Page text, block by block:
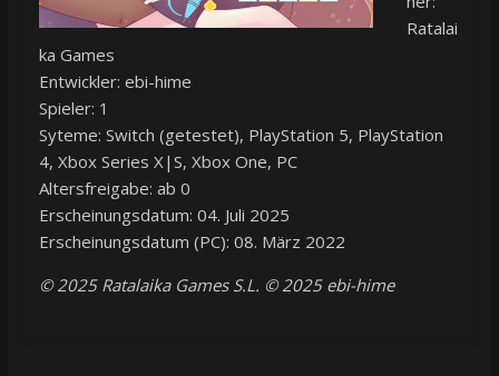
Ratalai
ka Games
Entwickler: ebi-hime
Spieler: 1
Syteme: Switch (getestet), PlayStation 5, PlayStation
4, Xbox Series X|S, Xbox One, PC
Altersfreigabe: ab 0
Erscheinungsdatum: 04. Juli 2025
Erscheinungsdatum (PC): 08. März 2022
© 2025 Ratalaika Games S.L. © 2025 ebi-hime